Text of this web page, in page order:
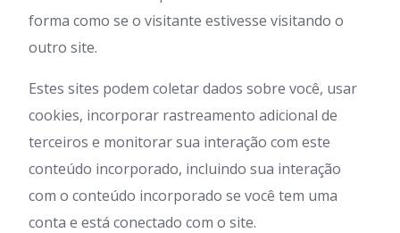
forma como se o visitante estivesse visitando o
outro site.
Estes sites podem coletar dados sobre você, usar
cookies, incorporar rastreamento adicional de
terceiros e monitorar sua interação com este
conteúdo incorporado, incluindo sua interação
com o conteúdo incorporado se você tem uma
conta e está conectado com o site.